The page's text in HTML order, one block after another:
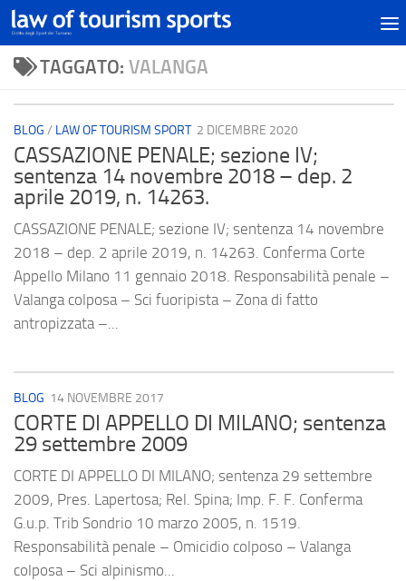
TAGGATO: VALANGA
BLOG / LAW OF TOURISM SPORT 2 DICEMBRE 2020
CASSAZIONE PENALE; sezione IV;
sentenza 14 novembre 2018 – dep. 2
aprile 2019, n. 14263.
CASSAZIONE PENALE; sezione IV; sentenza 14 novembre
2018 – dep. 2 aprile 2019, n. 14263. Conferma Corte
Appello Milano 11 gennaio 2018. Responsabilità penale –
Valanga colposa – Sci fuoripista – Zona di fatto
antropizzata –...
BLOG 14 NOVEMBRE 2017
CORTE DI APPELLO DI MILANO; sentenza
29 settembre 2009
CORTE DI APPELLO DI MILANO; sentenza 29 settembre
2009, Pres. Lapertosa; Rel. Spina; Imp. F. F. Conferma
G.u.p. Trib Sondrio 10 marzo 2005, n. 1519.
Responsabilità penale – Omicidio colposo – Valanga
colposa – Sci alpinismo...